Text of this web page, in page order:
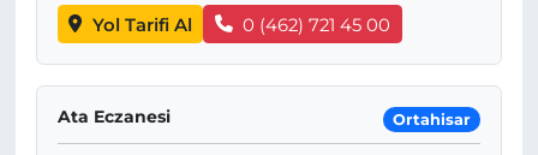
Yol Tarifi Al 0 (462) 721 45 00
Ata Eczanesi Ortahisar